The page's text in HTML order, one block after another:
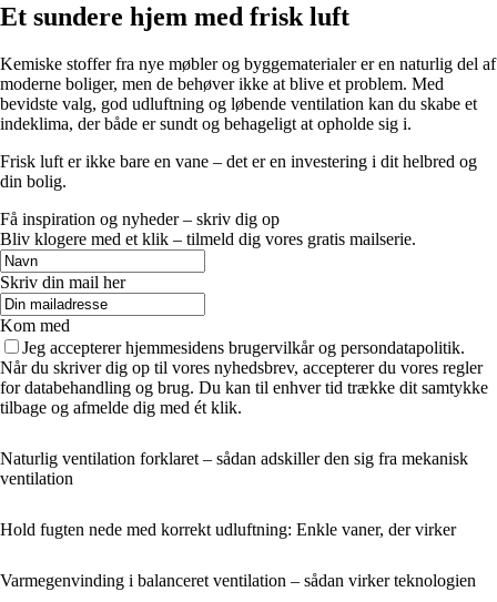
Et sundere hjem med frisk luft
Kemiske stoffer fra nye møbler og byggematerialer er en naturlig del af
moderne boliger, men de behøver ikke at blive et problem. Med
bevidste valg, god udluftning og løbende ventilation kan du skabe et
indeklima, der både er sundt og behageligt at opholde sig i.
Frisk luft er ikke bare en vane – det er en investering i dit helbred og
din bolig.
Få inspiration og nyheder – skriv dig op
Bliv klogere med et klik – tilmeld dig vores gratis mailserie.
Skriv din mail her
Kom med
Jeg accepterer hjemmesidens brugervilkår og persondatapolitik.
Når du skriver dig op til vores nyhedsbrev, accepterer du vores regler
for databehandling og brug. Du kan til enhver tid trække dit samtykke
tilbage og afmelde dig med ét klik.
Naturlig ventilation forklaret – sådan adskiller den sig fra mekanisk
ventilation
Hold fugten nede med korrekt udluftning: Enkle vaner, der virker
Varmegenvinding i balanceret ventilation – sådan virker teknologien